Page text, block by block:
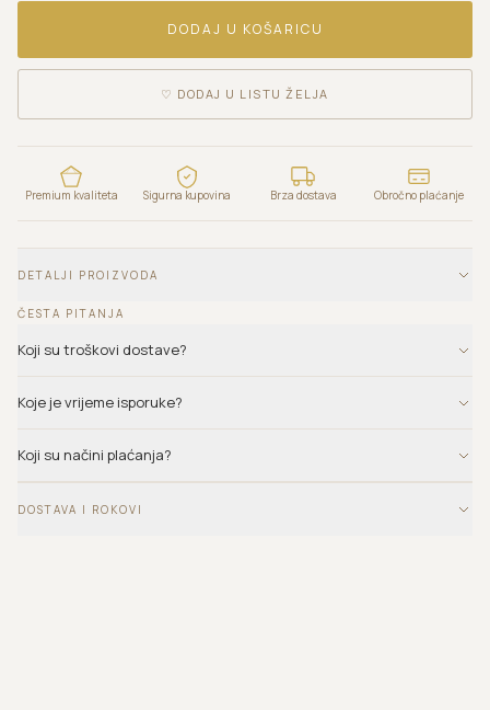
DODAJ U KOŠARICU
♡ DODAJ U LISTU ŽELJA
Premium kvaliteta Sigurna kupovina Brza dostava Obročno plaćanje
DETALJI PROIZVODA
ČESTA PITANJA
Koji su troškovi dostave?
Koje je vrijeme isporuke?
Koji su načini plaćanja?
DOSTAVA I ROKOVI